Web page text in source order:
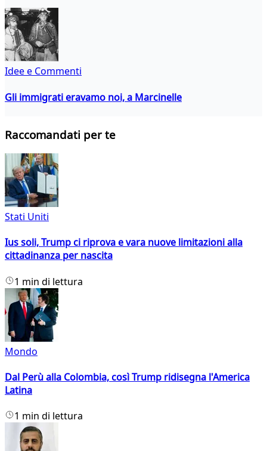
Idee e Commenti
Gli immigrati eravamo noi, a Marcinelle
Raccomandati per te
Stati Uniti
Ius soli, Trump ci riprova e vara nuove limitazioni alla
cittadinanza per nascita
1 min di lettura
Mondo
Dal Perù alla Colombia, così Trump ridisegna l'America
Latina
1 min di lettura